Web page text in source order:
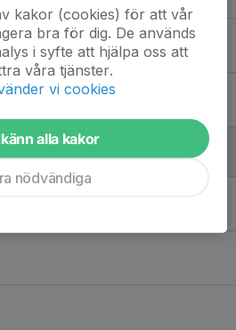
kakor (cookies) för att vår
bra för dig. De används
i syfte att hjälpa oss att
våra tjänster.
vi cookies
alla kakor
nödvändiga